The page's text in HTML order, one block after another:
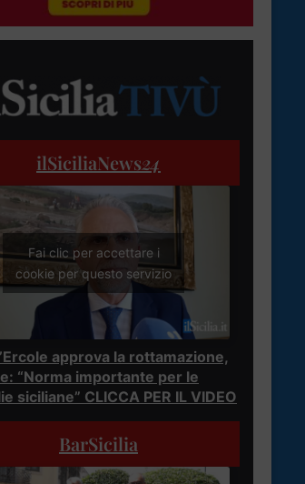
ilSiciliaNews24
Fai clic per accettare i
cookie per questo servizio
approva la rottamazione,
“Norma importante per le
siciliane” CLICCA PER IL VIDEO
BarSicilia